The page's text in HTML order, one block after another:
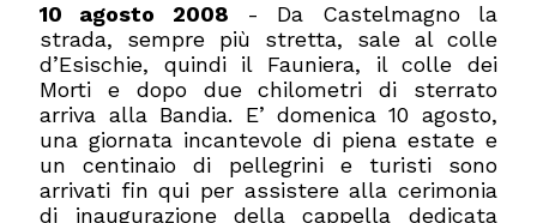
10 agosto 2008 - Da Castelmagno la
strada, sempre più stretta, sale al colle
d’Esischie, quindi il Fauniera, il colle dei
Morti e dopo due chilometri di sterrato
arriva alla Bandia. E’ domenica 10 agosto,
una giornata incantevole di piena estate e
un centinaio di pellegrini e turisti sono
arrivati fin qui per assistere alla cerimonia
di inaugurazione della cappella dedicata